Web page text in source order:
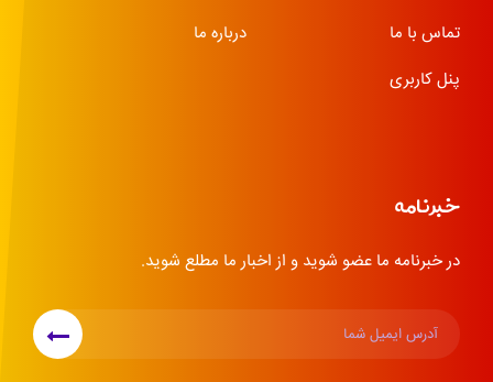
تماس با ما
درباره ما
پنل کاربری
خبرنامه
در خبرنامه ما عضو شوید و از اخبار ما مطلع شوید.